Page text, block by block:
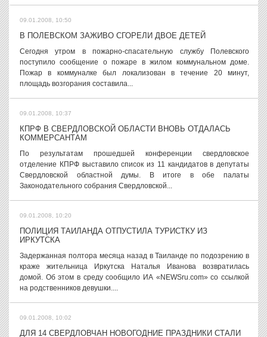
09.01.2008, 10:50
В ПОЛЕВСКОМ ЗАЖИВО СГОРЕЛИ ДВОЕ ДЕТЕЙ
Сегодня утром в пожарно-спасательную службу Полевского
поступило сообщение о пожаре в жилом коммунальном доме.
Пожар в коммуналке был локализован в течение 20 минут,
площадь возгорания составила...
09.01.2008, 10:37
КПРФ В СВЕРДЛОВСКОЙ ОБЛАСТИ ВНОВЬ ОТДАЛАСЬ
КОММЕРСАНТАМ
По результатам прошедшей конференции свердловское
отделение КПРФ выставило список из 11 кандидатов в депутаты
Свердловской областной думы. В итоге в обе палаты
Законодательного собрания Свердловской...
09.01.2008, 10:20
ПОЛИЦИЯ ТАИЛАНДА ОТПУСТИЛА ТУРИСТКУ ИЗ
ИРКУТСКА
Задержанная полтора месяца назад в Таиланде по подозрению в
краже жительница Иркутска Наталья Иванова возвратилась
домой. Об этом в среду сообщило ИА «NEWSru.com» со ссылкой
на родственников девушки....
09.01.2008, 10:02
ДЛЯ 14 СВЕРДЛОВЧАН НОВОГОДНИЕ ПРАЗДНИКИ СТАЛИ